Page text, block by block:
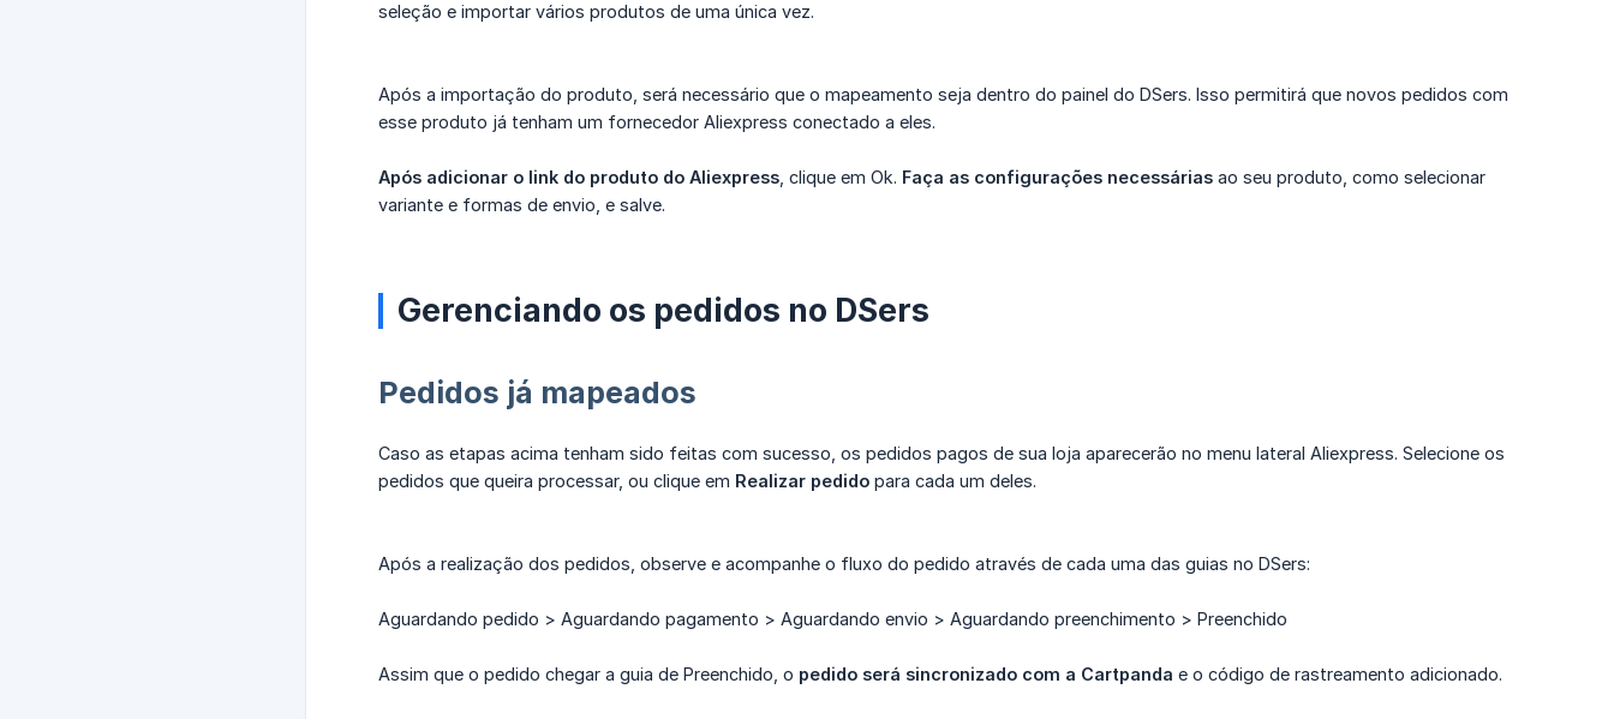
seleção e importar vários produtos de uma única vez.
Após a importação do produto, será necessário que o mapeamento seja dentro do painel do DSers. Isso permitirá que novos pedidos com
esse produto já tenham um fornecedor Aliexpress conectado a eles.
Após adicionar o link do produto do Aliexpress , clique em Ok. Faça as configurações necessárias ao seu produto, como selecionar
variante e formas de envio, e salve.
Gerenciando os pedidos no DSers
Pedidos já mapeados
Caso as etapas acima tenham sido feitas com sucesso, os pedidos pagos de sua loja aparecerão no menu lateral Aliexpress. Selecione os
pedidos que queira processar, ou clique em Realizar pedido para cada um deles.
Após a realização dos pedidos, observe e acompanhe o fluxo do pedido através de cada uma das guias no DSers:
Aguardando pedido > Aguardando pagamento > Aguardando envio > Aguardando preenchimento > Preenchido
Assim que o pedido chegar a guia de Preenchido, o pedido será sincronizado com a Cartpanda e o código de rastreamento adicionado.